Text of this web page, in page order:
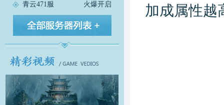
火爆开启
青云471服
加成属性越